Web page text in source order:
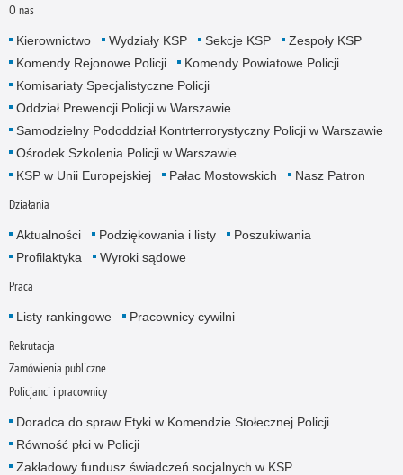
O nas
Kierownictwo Wydziały KSP Sekcje KSP
Zespoły KSP
Komendy Rejonowe Policji
Komendy Powiatowe Policji
Komisariaty Specjalistyczne Policji
Oddział Prewencji Policji w Warszawie
Samodzielny Pododdział Kontrterrorystyczny Policji w Warszawie
Ośrodek Szkolenia Policji w Warszawie
KSP w Unii Europejskiej
Pałac Mostowskich Nasz Patron
Działania
Aktualności Podziękowania i listy
Poszukiwania
Profilaktyka
Wyroki sądowe
Praca
Listy rankingowe Pracownicy cywilni
Rekrutacja
Zamówienia publiczne
Policjanci i pracownicy
Doradca do spraw Etyki w Komendzie Stołecznej Policji
Równość płci w Policji
Zakładowy fundusz świadczeń socjalnych w KSP